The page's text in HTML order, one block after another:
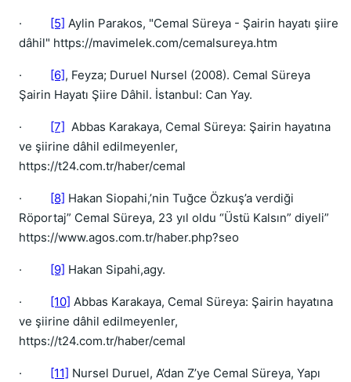
· [5] Aylin Parakos, "Cemal Süreya - Şairin hayatı şiire
dâhil" https://mavimelek.com/cemalsureya.htm
· [6], Feyza; Duruel Nursel (2008). Cemal Süreya
Şairin Hayatı Şiire Dâhil. İstanbul: Can Yay.
· [7] Abbas Karakaya, Cemal Süreya: Şairin hayatına
ve şiirine dâhil edilmeyenler,
https://t24.com.tr/haber/cemal
· [8] Hakan Siopahi,’nin Tuğce Özkuş’a verdiği
Röportaj” Cemal Süreya, 23 yıl oldu “Üstü Kalsın” diyeli”
https://www.agos.com.tr/haber.php?seo
· [9] Hakan Sipahi,agy.
· [10] Abbas Karakaya, Cemal Süreya: Şairin hayatına
ve şiirine dâhil edilmeyenler,
https://t24.com.tr/haber/cemal
· [11] Nursel Duruel, A’dan Z’ye Cemal Süreya, Yapı